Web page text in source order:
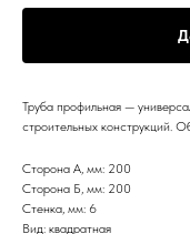
Труба профильная —
строительных конструкций.
Сторона А, мм: 200
Сторона Б, мм: 200
Стенка, мм: 6
Вид: квадратная